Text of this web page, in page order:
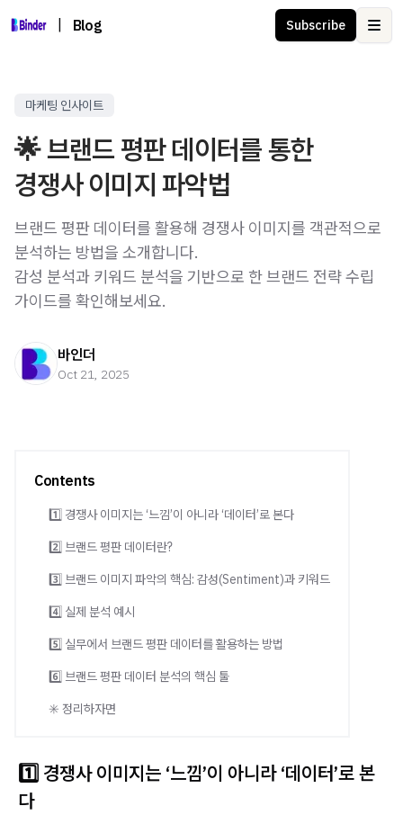
Blog Subscribe
마케팅 인사이트
🌟 브랜드 평판 데이터를 통한
경쟁사 이미지 파악법
브랜드 평판 데이터를 활용해 경쟁사 이미지를 객관적으로
분석하는 방법을 소개합니다.
감성 분석과 키워드 분석을 기반으로 한 브랜드 전략 수립
가이드를 확인해보세요.
바인더
Oct 21, 2025
Contents
1️⃣ 경쟁사 이미지는 ‘느낌’이 아니라 ‘데이터’로 본다
2️⃣ 브랜드 평판 데이터란?
3️⃣ 브랜드 이미지 파악의 핵심: 감성(Sentiment)과 키워드
4️⃣ 실제 분석 예시
5️⃣ 실무에서 브랜드 평판 데이터를 활용하는 방법
6️⃣ 브랜드 평판 데이터 분석의 핵심 툴
✳️ 정리하자면
1️⃣ 경쟁사 이미지는 ‘느낌’이 아니라 ‘데이터’로 본
다